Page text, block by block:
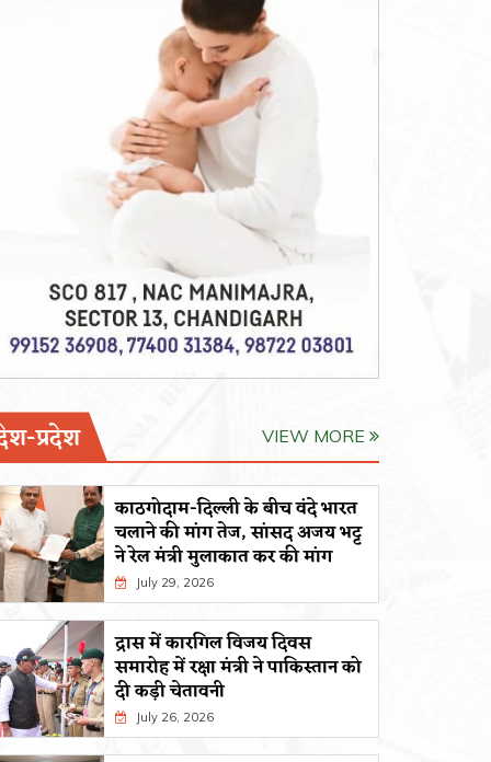
प्रदेश VIEW MORE
काठगोदाम-दिल्ली के बीच वंदे भारत
चलाने की मांग तेज, सांसद अजय भट्ट
ने रेल मंत्री मुलाकात कर की मांग
July 29, 2026
द्रास में कारगिल विजय दिवस
समारोह में रक्षा मंत्री ने पाकिस्तान को
दी कड़ी चेतावनी
July 26, 2026